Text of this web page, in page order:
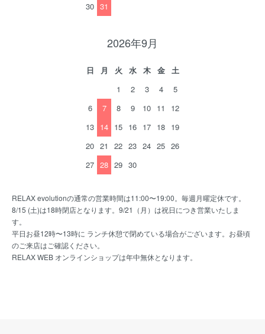
30 31
2026年9月
日 月 火 水 木 金
土
1
2 3 4
5
6
7 8 9 10 11
12
13 14 15 16 17 18 19
20 21 22 23 24 25 26
27 28 29 30
RELAX evolutionの通常の営業時間は11:00〜19:00。毎週月曜定休です。
8/15 (土)は18時閉店となります。9/21（月）は祝日につき営業いたしま
す。
平日お昼12時〜13時に ランチ休憩で閉めている場合がございます。お昼頃
のご来店はご確認ください。
RELAX WEB オンラインショップは年中無休となります。